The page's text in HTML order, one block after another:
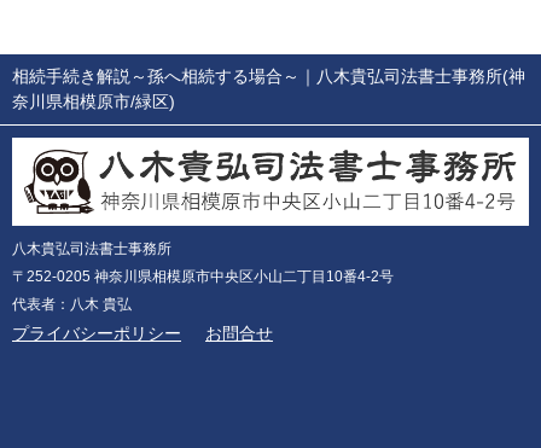
相続手続き解説～孫へ相続する場合～ ｜八木貴弘司法書士事務所(神
奈川県相模原市/緑区)
八木貴弘司法書士事務所
〒252-0205 神奈川県相模原市中央区小山二丁目10番4-2号
代表者：八木 貴弘
プライバシーポリシー お問合せ